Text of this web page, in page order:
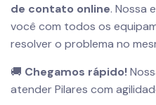
de contato online. Nossa
você com todos os
resolver o problema no
🚚 Chegamos rápido!
atender Pilares com